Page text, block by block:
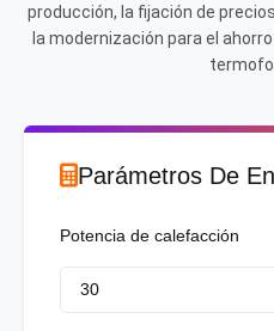
producción, la fijación de
la modernización para el
Parámetros De
Potencia de calefacción